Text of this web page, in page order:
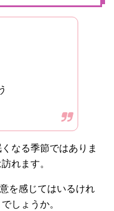
なる季節ではありま
れます。
を感じてはいるけれ
しょうか。